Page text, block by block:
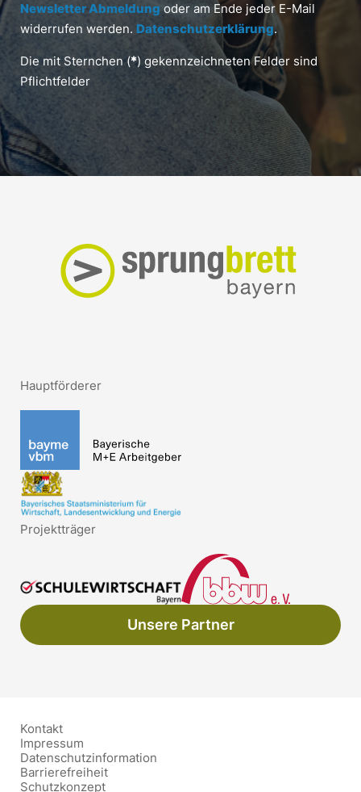
Newsletter Abmeldung oder am Ende jeder E-Mail
widerrufen werden. Datenschutzerklärung.
Die mit Sternchen (*) gekennzeichneten Felder sind
Pflichtfelder
Hauptförderer
Projektträger
Unsere Partner
Kontakt
Impressum
Datenschutzinformation
Barrierefreiheit
Schutzkonzept